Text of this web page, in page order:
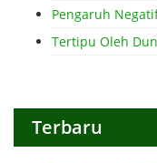
Pengaruh
Tertipu Oleh
Terbaru